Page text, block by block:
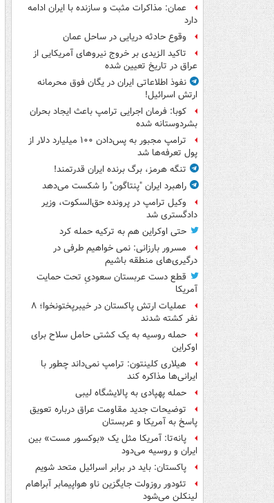
عمان: مذاکرات مثبت و سازنده با ایران ادامه
دارد
وقوع حادثه دریایی در ساحل عمان
تاکید الزیدی بر خروج نیروهای آمریکایی از
عراق در تاریخ تعیین شده
نفوذ اطلاعاتی ایران در یگان فوق محرمانه
ارتش اسرائیل!
کوبا: فرمان اجرایی ترامپ باعث ایجاد بحران
بشردوستانه شده
ترامپ مجبور به پس‌دادن ۱۰۰ میلیارد دلار از
پول تعرفه‌ها شد
تنگه هرمز، برگ برنده ایران قدرتمند!
راهبرد ایران "پنتاگون" را شکست می‌دهد
وکیل ترامپ در پرونده حق‌السکوت، وزیر
دادگستری شد
حتی اوکراین هم به ترکیه حمله کرد
مسرور بارزانی: نمی خواهیم طرفی در
درگیری‌های منطقه باشیم
قطع دست عربستان سعودیِ تحت حمایت
آمریکا
عملیات ارتش پاکستان در خیبرپختونخوا؛ ۸
نفر کشته شدند
حمله روسیه به یک کشتی حامل سلاح برای
اوکراین
هیلاری کلینتون: ترامپ نمی‌داند چطور با
ایرانی‌ها مذاکره کند
حمله پهپادی به پالایشگاه لیبی
توضیحات جدید مقاومت عراق درباره تعویق
پاسخ به آمریکا و عربستان
پانه‌تا: آمریکا مثل یک «بوکسور مست» بین
ایران و روسیه می‌دود
پاکستان: باید در برابر اسرائیل متحد شویم
تئودور روزولت جایگزین ناو هواپیمابر آبراهام
لینکلن می‌شود